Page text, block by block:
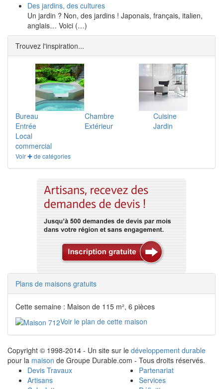
Des jardins, des cultures
Un jardin ? Non, des jardins ! Japonais, français, italien,
anglais… Voici (…)
Trouvez l'inspiration...
Bureau Chambre
Cuisine
Entrée
Extérieur
Jardin
Local
commercial
Voir ✚ de catégories
Plans de maisons gratuits
Cette semaine : Maison de 115 m², 6 pièces
Voir le plan de cette maison
Copyright © 1998-2014 - Un site sur le développement durable
pour la maison de Groupe Durable.com - Tous droits réservés.
Devis Travaux
Artisans
Partenariat
Services